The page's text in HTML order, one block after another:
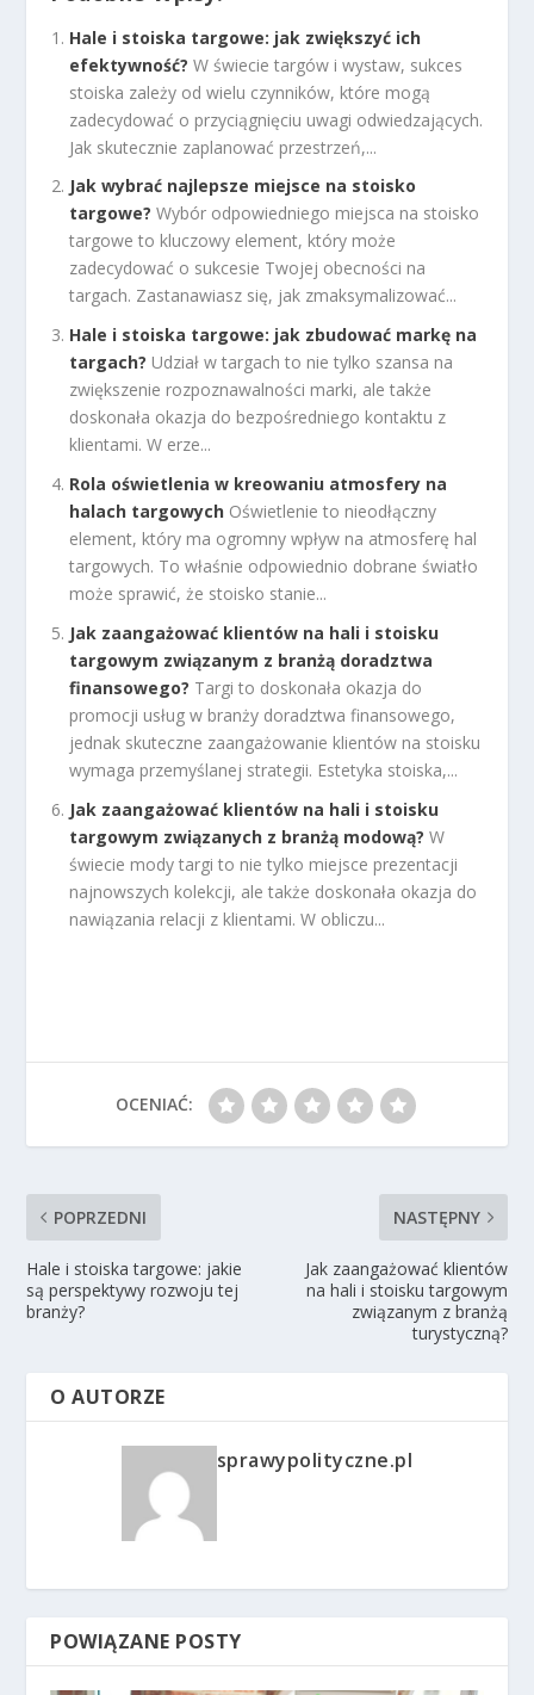
Hale i stoiska targowe: jak zwiększyć ich
efektywność? W świecie targów i wystaw, sukces
stoiska zależy od wielu czynników, które mogą
zadecydować o przyciągnięciu uwagi odwiedzających.
Jak skutecznie zaplanować przestrzeń,...
Jak wybrać najlepsze miejsce na stoisko
targowe? Wybór odpowiedniego miejsca na stoisko
targowe to kluczowy element, który może
zadecydować o sukcesie Twojej obecności na
targach. Zastanawiasz się, jak zmaksymalizować...
Hale i stoiska targowe: jak zbudować markę na
targach? Udział w targach to nie tylko szansa na
zwiększenie rozpoznawalności marki, ale także
doskonała okazja do bezpośredniego kontaktu z
klientami. W erze...
Rola oświetlenia w kreowaniu atmosfery na
halach targowych Oświetlenie to nieodłączny
element, który ma ogromny wpływ na atmosferę hal
targowych. To właśnie odpowiednio dobrane światło
może sprawić, że stoisko stanie...
Jak zaangażować klientów na hali i stoisku
targowym związanym z branżą doradztwa
finansowego? Targi to doskonała okazja do
promocji usług w branży doradztwa finansowego,
jednak skuteczne zaangażowanie klientów na stoisku
wymaga przemyślanej strategii. Estetyka stoiska,...
Jak zaangażować klientów na hali i stoisku
targowym związanych z branżą modową? W
świecie mody targi to nie tylko miejsce prezentacji
najnowszych kolekcji, ale także doskonała okazja do
nawiązania relacji z klientami. W obliczu...
OCENIAĆ:
POPRZEDNI
Hale i stoiska targowe: jakie
są perspektywy rozwoju tej
branży?
NASTĘPNY
Jak zaangażować klientów
na hali i stoisku targowym
związanym z branżą
turystyczną?
O AUTORZE
sprawypolityczne.pl
POWIĄZANE POSTY